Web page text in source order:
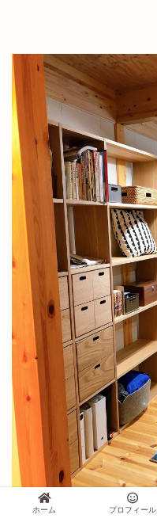
ホーム プロフィール